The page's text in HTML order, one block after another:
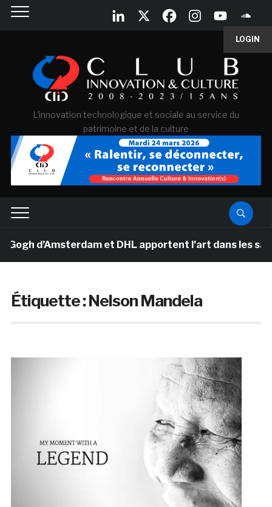
LOGIN
L'innovation technologique et sociale au service du
patrimoine et de la culture
d’Amsterdam et DHL apportent l’art dans les salles
Étiquette :Nelson Mandela